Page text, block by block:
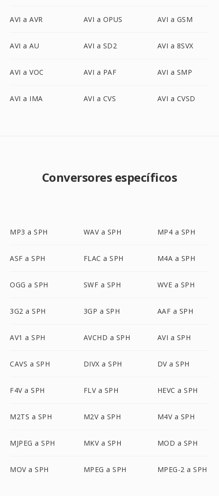
AVI a AVR AVI a OPUS AVI a GSM
AVI a AU AVI a SD2 AVI a 8SVX
AVI a VOC AVI a PAF AVI a SMP
AVI a IMA AVI a CVS AVI a CVSD
Conversores específicos
MP3 a SPH WAV a SPH MP4 a SPH
ASF a SPH FLAC a SPH M4A a SPH
OGG a SPH SWF a SPH WVE a SPH
3G2 a SPH 3GP a SPH AAF a SPH
AV1 a SPH AVCHD a SPH AVI a SPH
CAVS a SPH DIVX a SPH DV a SPH
F4V a SPH FLV a SPH HEVC a SPH
M2TS a SPH M2V a SPH M4V a SPH
MJPEG a SPH MKV a SPH MOD a SPH
MOV a SPH MPEG a SPH MPEG-2 a SPH